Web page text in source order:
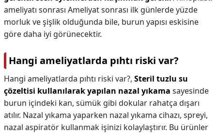
ameliyatı sonrası Ameliyat sonrası ilk günlerde yüzde
morluk ve şişlik olduğunda bile, burun yapısı eskisine
göre daha iyi görünecektir.
Hangi ameliyatlarda pıhtı riski var?
Hangi ameliyatlarda pıhtı riski var?, Steril tuzlu su
çözeltisi kullanılarak yapılan nazal yıkama sayesinde
burun içindeki kan, sümük gibi dokular rahatça dışarı
atılır. Nazal yıkama yaparken nazal yıkama cihazı, spreyi,
nazal aspiratör kullanmak işinizi kolaylaştırır. Bu ürünler